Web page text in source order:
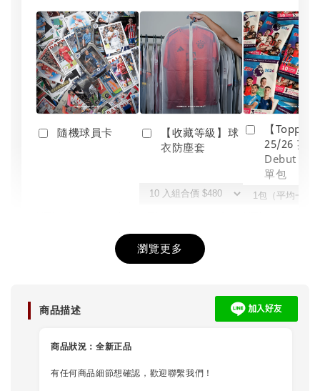
隨機球員卡
【收藏等級】球
衣防塵套
【Topps】
25/26 英
Debut
單包
瀏覽更多
商品描述
商品狀況： 全新正品
有任何商品細節想確認，歡迎聯繫我們！